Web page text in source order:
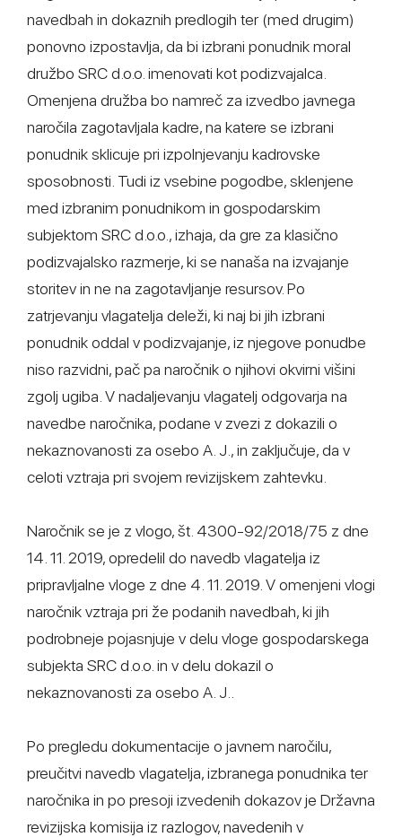
navedbah in dokaznih predlogih ter (med drugim)
ponovno izpostavlja, da bi izbrani ponudnik moral
družbo SRC d.o.o. imenovati kot podizvajalca.
Omenjena družba bo namreč za izvedbo javnega
naročila zagotavljala kadre, na katere se izbrani
ponudnik sklicuje pri izpolnjevanju kadrovske
sposobnosti. Tudi iz vsebine pogodbe, sklenjene
med izbranim ponudnikom in gospodarskim
subjektom SRC d.o.o., izhaja, da gre za klasično
podizvajalsko razmerje, ki se nanaša na izvajanje
storitev in ne na zagotavljanje resursov. Po
zatrjevanju vlagatelja deleži, ki naj bi jih izbrani
ponudnik oddal v podizvajanje, iz njegove ponudbe
niso razvidni, pač pa naročnik o njihovi okvirni višini
zgolj ugiba. V nadaljevanju vlagatelj odgovarja na
navedbe naročnika, podane v zvezi z dokazili o
nekaznovanosti za osebo A. J., in zaključuje, da v
celoti vztraja pri svojem revizijskem zahtevku.
Naročnik se je z vlogo, št. 4300-92/2018/75 z dne
14. 11. 2019, opredelil do navedb vlagatelja iz
pripravljalne vloge z dne 4. 11. 2019. V omenjeni vlogi
naročnik vztraja pri že podanih navedbah, ki jih
podrobneje pojasnjuje v delu vloge gospodarskega
subjekta SRC d.o.o. in v delu dokazil o
nekaznovanosti za osebo A. J..
Po pregledu dokumentacije o javnem naročilu,
preučitvi navedb vlagatelja, izbranega ponudnika ter
naročnika in po presoji izvedenih dokazov je Državna
revizijska komisija iz razlogov, navedenih v